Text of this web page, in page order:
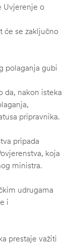
Uvjerenje o
će se zaključno
polaganja gubi
da, nakon isteka
pripravnika.
pripada
koja
ministra.
udrugama
i
prestaje važiti